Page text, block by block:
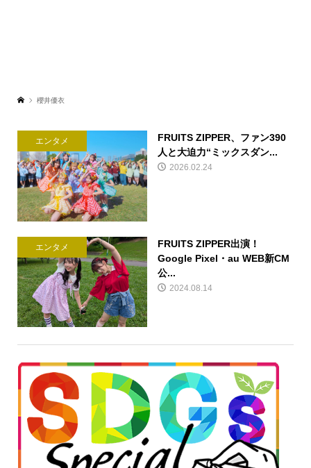
櫻井優衣
エンタメ
FRUITS ZIPPER、ファン390
人と大迫力“ミックスダン...
2026.02.24
エンタメ
FRUITS ZIPPER出演！
Google Pixel・au WEB新CM
公...
2024.08.14